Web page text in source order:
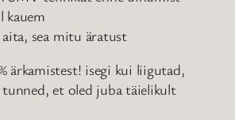
kauem
sea mitu äratust
ärkamistest! isegi kui liigutad,
tunned, et oled juba täielikult